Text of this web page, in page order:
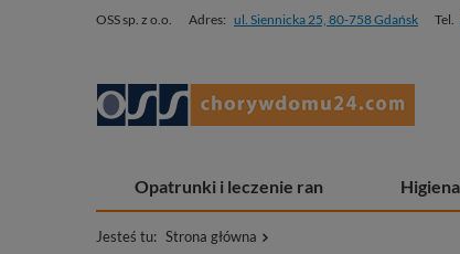
OSS sp. z o.o. Adres: ul. Siennicka 25, 80-758 Gdańsk Tel.
Opatrunki i leczenie ran
Jesteś tu: Strona główna